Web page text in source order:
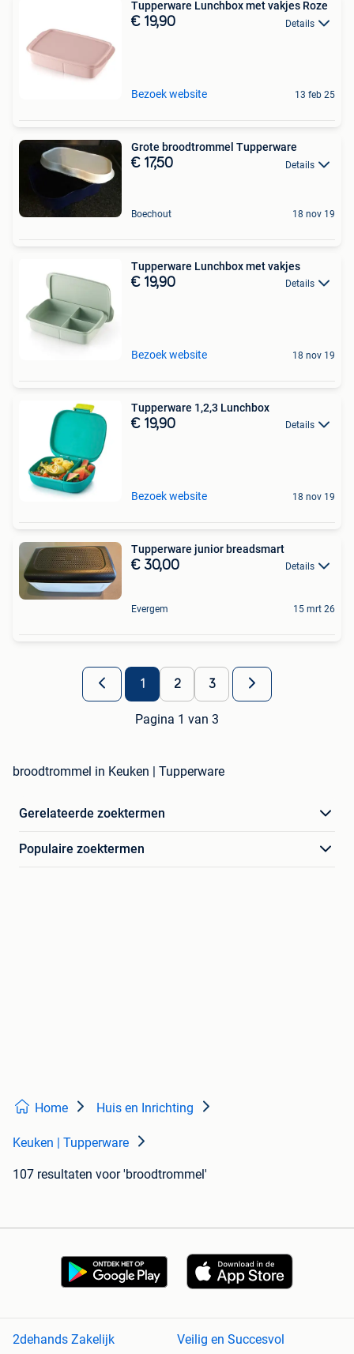
Tupperware Lunchbox met vakjes Roze
€ 19,90 Details
Bezoek website 13 feb 25
Grote broodtrommel Tupperware
€ 17,50 Details
Boechout 18 nov 19
Tupperware Lunchbox met vakjes
€ 19,90 Details
Bezoek website 18 nov 19
Tupperware 1,2,3 Lunchbox
€ 19,90 Details
Bezoek website 18 nov 19
Tupperware junior breadsmart
€ 30,00 Details
Evergem 15 mrt 26
1 2 3
Pagina 1 van 3
broodtrommel in Keuken | Tupperware
Gerelateerde zoektermen
Populaire zoektermen
Home Huis en Inrichting
Keuken | Tupperware
107 resultaten voor 'broodtrommel'
2dehands Zakelijk Veilig en Succesvol